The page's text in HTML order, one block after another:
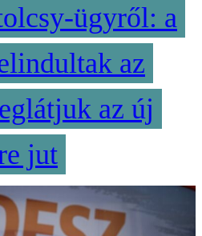
ügyről: a
az
az új
jut